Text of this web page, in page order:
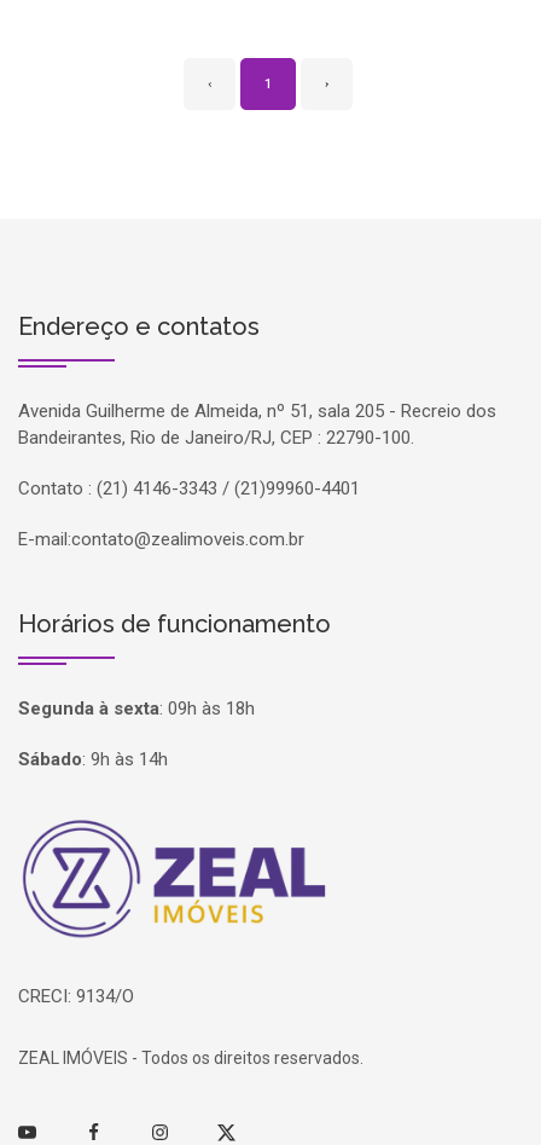
‹ 1 ›
Endereço e contatos
Avenida Guilherme de Almeida, nº 51, sala 205 - Recreio dos
Bandeirantes, Rio de Janeiro/RJ, CEP : 22790-100.
Contato : (21) 4146-3343 / (21)99960-4401
E-mail:contato@zealimoveis.com.br
Horários de funcionamento
Segunda à sexta: 09h às 18h
Sábado: 9h às 14h
Página inicial
CRECI: 9134/O
ZEAL IMÓVEIS - Todos os direitos reservados.
Youtube FacebookInstagramTwitter